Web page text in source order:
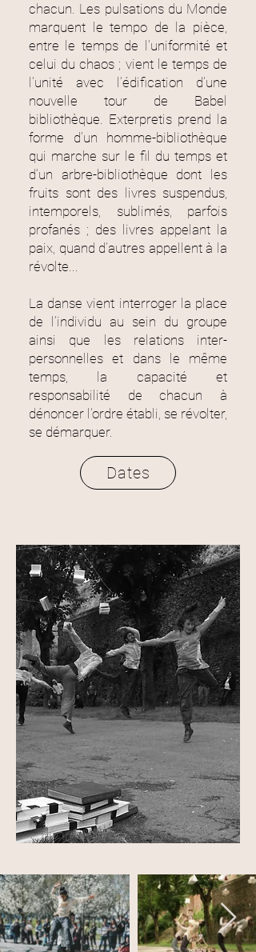
chacun. Les pulsations du Monde
marquent le tempo de la pièce,
entre le temps de l’uniformité et
celui du chaos ; vient le temps de
l’unité avec l’édification d’une
nouvelle tour de Babel
bibliothèque. Exterpretis prend la
forme d’un homme-bibliothèque
qui marche sur le fil du temps et
d’un arbre-bibliothèque dont les
fruits sont des livres suspendus,
intemporels, sublimés, parfois
profanés ; des livres appelant la
paix, quand d’autres appellent à la
révolte...
La danse vient interroger la place
de l’individu au sein du groupe
ainsi que les relations inter-
personnelles et dans le même
temps, la capacité et
responsabilité de chacun à
dénoncer l’ordre établi, se révolter,
se démarquer.
Dates